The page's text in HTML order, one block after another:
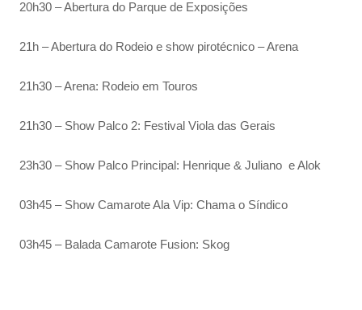
20h30 – Abertura do Parque de Exposições
21h – Abertura do Rodeio e show pirotécnico – Arena
21h30 – Arena: Rodeio em Touros
21h30 – Show Palco 2: Festival Viola das Gerais
23h30 – Show Palco Principal: Henrique & Juliano e Alok
03h45 – Show Camarote Ala Vip: Chama o Síndico
03h45 – Balada Camarote Fusion: Skog